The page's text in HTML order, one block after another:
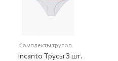
Комплекты трусов
Incanto Трусы 3 шт.